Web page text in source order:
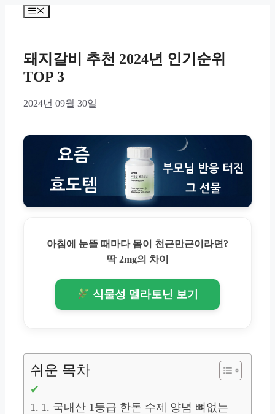
Menu
돼지갈비 추천 2024년 인기순위
TOP 3
2024년 09월 30일
아침에 눈뜰 때마다 몸이 천근만근이라면?
딱 2mg의 차이
식물성 멜라토닌 보기
쉬운 목차
1. 국내산 1등급 한돈 수제 양념 뼈없는